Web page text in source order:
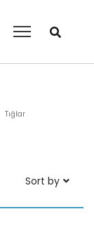
Tığlar
Sort by